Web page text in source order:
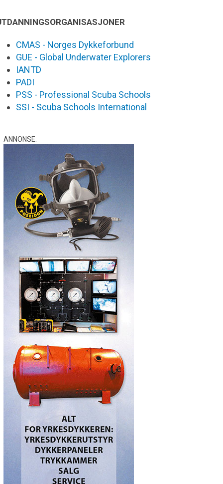
CMAS - Norges Dykkeforbund
GUE - Global Underwater Explorers
IANTD
PADI
PSS - Professional Scuba Schools
SSI - Scuba Schools International
ANNONSE: